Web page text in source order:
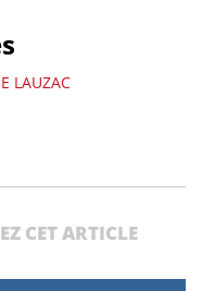
LAUZAC
CET ARTICLE